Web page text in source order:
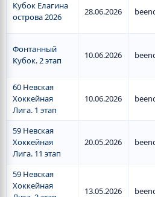
Кубок Елагина
острова 2026
28.06.2026
Фонтанный
Кубок. 2 этап
10.06.2026
60 Невская
Хоккейная
Лига. 1 этап
10.06.2026
59 Невская
Хоккейная
Лига. 11 этап
20.05.2026
59 Невская
Хоккейная
13.05.2026